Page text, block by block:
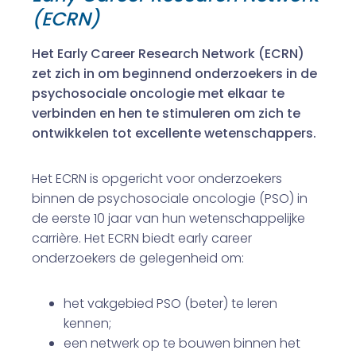
(ECRN)
Het Early Career Research Network (ECRN)
zet zich in om beginnend onderzoekers in de
psychosociale oncologie met elkaar te
verbinden en hen te stimuleren om zich te
ontwikkelen tot excellente wetenschappers.
Het ECRN is opgericht voor onderzoekers
binnen de psychosociale oncologie (PSO) in
de eerste 10 jaar van hun wetenschappelijke
carrière. Het ECRN biedt early career
onderzoekers de gelegenheid om:
het vakgebied PSO (beter) te leren
kennen;
een netwerk op te bouwen binnen het